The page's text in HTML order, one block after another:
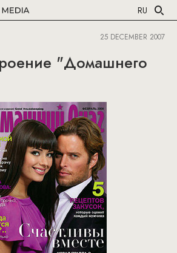
RU
25 DECEMBER 2007
"Домашнего